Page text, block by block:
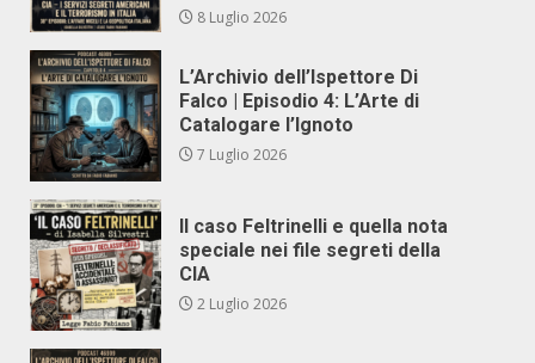
8 Luglio 2026
L’Archivio dell’Ispettore Di
Falco | Episodio 4: L’Arte di
Catalogare l’Ignoto
7 Luglio 2026
Il caso Feltrinelli e quella nota
speciale nei file segreti della
CIA
2 Luglio 2026